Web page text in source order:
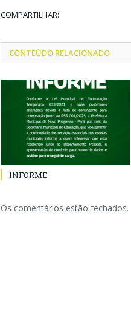
COMPARTILHAR:
CONTEÚDO RELACIONADO
INFORME
Os comentários estão fechados.